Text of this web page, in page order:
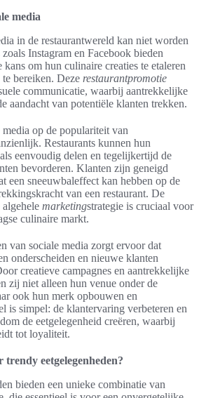
media
in de restaurantwereld kan niet worden
Instagram en Facebook bieden
kans om hun culinaire creaties te etaleren
bereiken. Deze restaurantpromotie
communicatie, waarbij aantrekkelijke
aandacht van potentiële klanten trekken.
op de populariteit van
Restaurants kunnen hun
eenvoudig delen en tegelijkertijd de
bevorderen. Klanten zijn geneigd
een sneeuwbaleffect kan hebben op de
van een restaurant. De
marketingstrategie is cruciaal voor
culinaire markt.
van sociale media zorgt ervoor dat
onderscheiden en nieuwe klanten
creatieve campagnes en aantrekkelijke
zij niet alleen hun venue onder de
ook hun merk opbouwen en
is simpel: de klantervaring verbeteren en
de eetgelegenheid creëren, waarbij
tot loyaliteit.
eetgelegenheden?
bieden een unieke combinatie van